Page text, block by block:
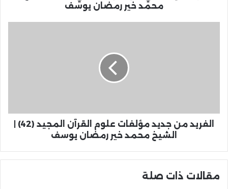
محمد خير رمضان يوسف
الفريد من جديد مؤلفات علوم القرآن المجيد (42) |
الشيخ محمد خير رمضان يوسف
مقالات ذات صلة